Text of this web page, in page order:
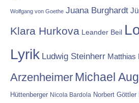
Wolfgang von Goethe Juana Burghardt
Klara Hurkova Leander Beil
Lyrik Ludwig Steinherr Matthias
Arzenheimer Michael
Hüttenberger Nicola Bardola Norbert Göttler